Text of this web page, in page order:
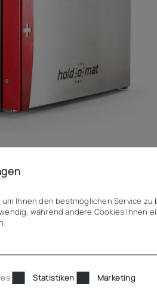
um Ihnen den bestmöglichen Service
während andere Cookies Ihnen
Statistiken Marketing